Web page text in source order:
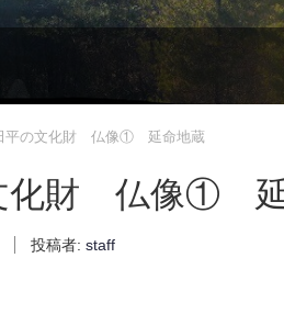
平の文化財 仏像① 延命地蔵
化財 仏像①
投稿者: staff